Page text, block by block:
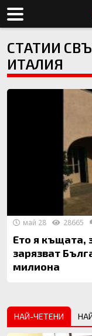
СТАТИИ
ИТАЛИЯ
Ето я къщата,
зарязват
милиона
май 28 28665
НАЙ-ЧЕТЕНИ